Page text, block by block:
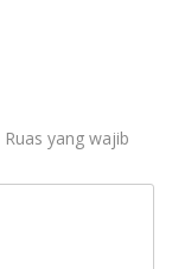
Ruas yang wajib